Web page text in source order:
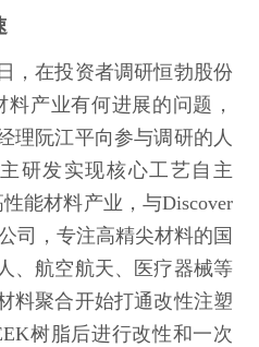
，在投资者调研恒勃股份
产业有何进展的问题，
理阮江平向参与调研的人
研发实现核心工艺自主
能材料产业，与Discover
司，专注高精尖材料的国
、航空航天、医疗器械等
料聚合开始打通改性注塑
树脂后进行改性和一次